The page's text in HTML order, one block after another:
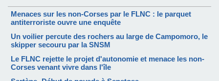
Menaces sur les non-Corses par le FLNC : le parquet
antiterroriste ouvre une enquête
Un voilier percute des rochers au large de Campomoro, le
skipper secouru par la SNSM
Le FLNC rejette le projet d'autonomie et menace les non-
Corses venant vivre dans l'île